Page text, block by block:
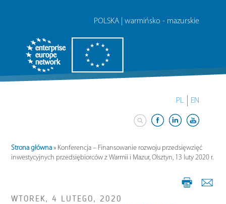
POLSKA | warmińsko - mazurskie
PL EN
Strona główna » Konferencja – Finansowanie rozwoju przedsięwzięć
inwestycyjnych przedsiębiorców z Warmii i Mazur, Olsztyn, 13 luty 2020 r.
WTOREK, 4 LUTEGO, 2020